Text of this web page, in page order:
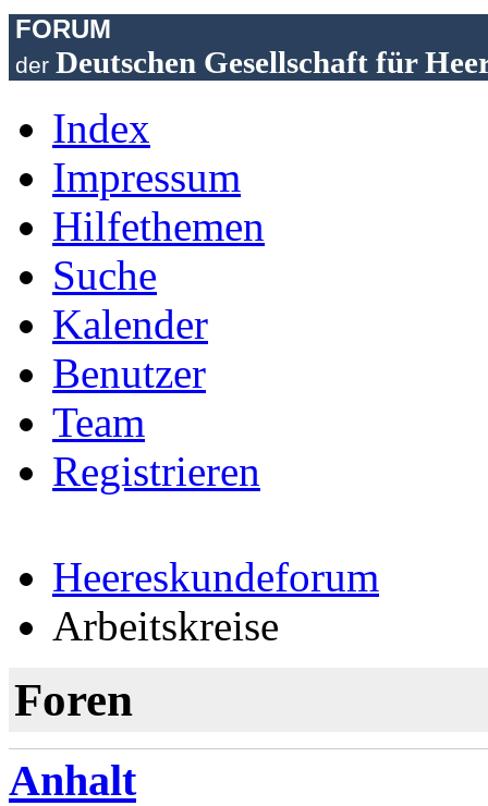
FORUM
der Deutschen Gesellschaft für
Index
Impressum
Hilfethemen
Suche
Kalender
Benutzer
Team
Registrieren
Heereskundeforum
Arbeitskreise
Foren
Anhalt